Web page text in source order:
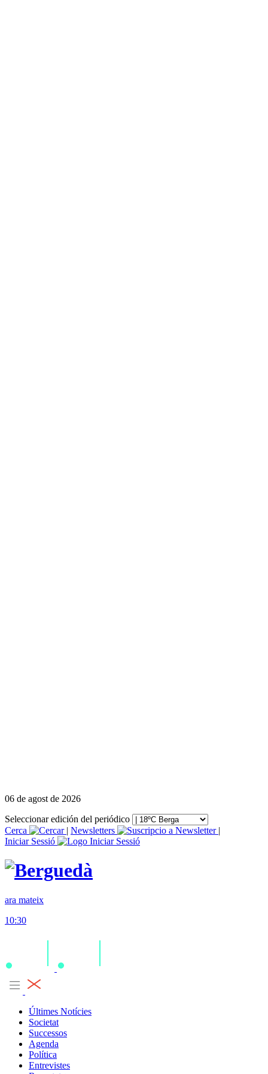
06 de agost de 2026
Seleccionar edición del periódico
Cerca
| Newsletters
|
Iniciar Sessió
ara mateix
10:30
Últimes Notícies
Societat
Successos
Agenda
Política
Entrevistes